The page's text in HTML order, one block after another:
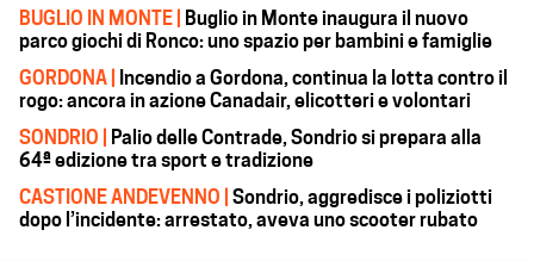
BUGLIO IN MONTE |
Buglio in Monte inaugura il nuovo
parco giochi di Ronco: uno spazio per bambini e famiglie
GORDONA |
Incendio a Gordona, continua la lotta contro il
rogo: ancora in azione Canadair, elicotteri e volontari
SONDRIO |
Palio delle Contrade, Sondrio si prepara alla
64ª edizione tra sport e tradizione
CASTIONE ANDEVENNO | Sondrio, aggredisce i poliziotti
dopo l’incidente: arrestato, aveva uno scooter rubato